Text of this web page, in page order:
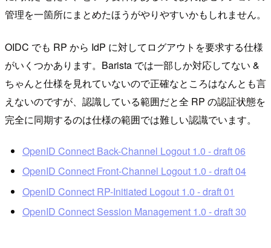
管理を一箇所にまとめたほうがやりやすいかもしれません。
OIDC でも RP から IdP に対してログアウトを要求する仕様
がいくつかあります。Barista では一部しか対応してない &
ちゃんと仕様を見れていないので正確なところはなんとも言
えないのですが、認識している範囲だと全 RP の認証状態を
完全に同期するのは仕様の範囲では難しい認識でいます。
OpenID Connect Back-Channel Logout 1.0 - draft 06
OpenID Connect Front-Channel Logout 1.0 - draft 04
OpenID Connect RP-Initiated Logout 1.0 - draft 01
OpenID Connect Session Management 1.0 - draft 30